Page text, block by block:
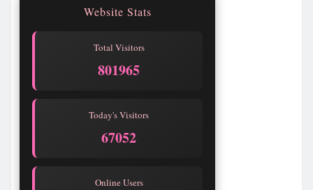
Website Stats
Total Visitors
801965
Today's Visitors
67052
Online Users